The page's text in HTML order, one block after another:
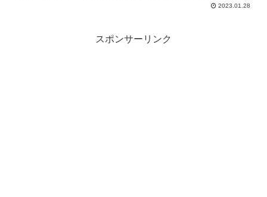
2023.01.28
スポンサーリンク